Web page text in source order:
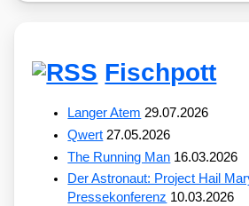
Fischpott
Langer Atem 29.07.2026
Qwert 27.05.2026
The Running Man 16.03.2026
Der Astronaut: Project Hail
Pressekonferenz 10.03.2026